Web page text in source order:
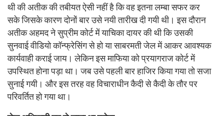
थी की अतीक की तबीयत ऐसी नहीं है कि वह इतना लम्बा सफर कर
सके जिसके कारण दोनों बार उसे नयी तारीख दी गयी थी। इस दौरान
अतीक अहमद ने सुप्रीम कोर्ट में याचिका दायर की थी कि उसकी
सुनवाई वीडियो कॉन्फ्रेसिंग से हो या साबरमती जेल में आकर आवश्यक
कार्यवाही कराई जाय। लेकिन इस माफिया को प्रयागराज कोर्ट में
उपस्थित होना पड़ा था। जब उसे पहली बार हाजिर किया गया तो सजा
सुनाई गयी। और इस तरह वह विचाराधीन कैदी से कैदी के तौर पर
परिवर्तित हो गया था।